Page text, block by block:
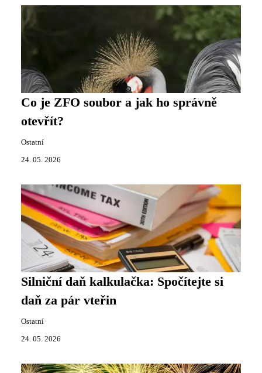
Co je ZFO soubor a jak ho správně
otevřít?
Ostatní
24. 05. 2026
Silniční daň kalkulačka: Spočítejte si
daň za pár vteřin
Ostatní
24. 05. 2026